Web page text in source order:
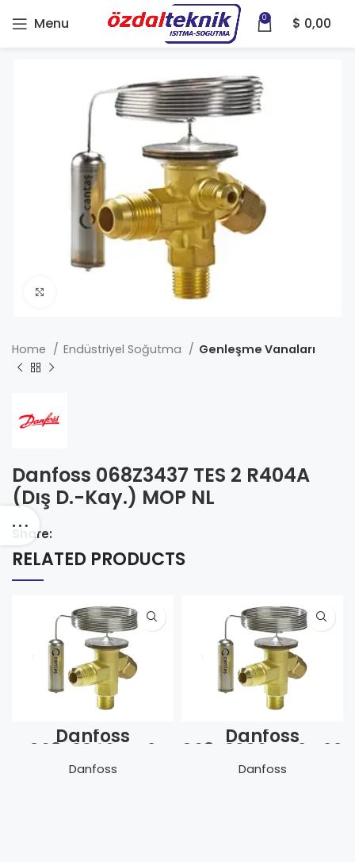
Menu 0 $ 0,00
Home Endüstriyel Soğutma Genleşme Vanaları
Danfoss 068Z3437 TES 2 R404A
(Dış D.-Kay.) MOP NL
Share:
RELATED PRODUCTS
Danfoss
068Z3346 TN 2
R134a (İç D.-
Rak.-40/-10)
Danfoss
Danfoss
068Z3206 TX 2 R22
(İç D.-Rak.) MOP
N
Danfoss